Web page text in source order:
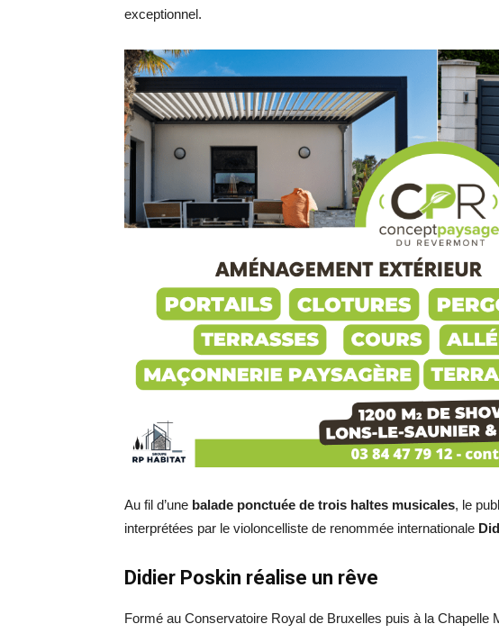
exceptionnel.
Au fil d’une balade ponctuée de trois haltes musicales, le
interprétées par le violoncelliste de renommée internationale
Didier Poskin réalise un rêve
Formé au Conservatoire Royal de Bruxelles puis à la Chapelle